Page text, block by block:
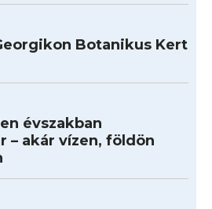
Botanikus Kert
évszakban
– akár vízen, földön